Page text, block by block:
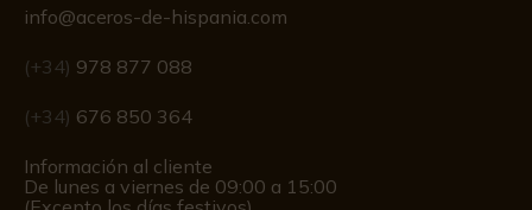
info@aceros-de-hispania.com
(+34) 978 877 088
(+34) 676 850 364
Información al cliente
De lunes a viernes de 09:00 a 15:00